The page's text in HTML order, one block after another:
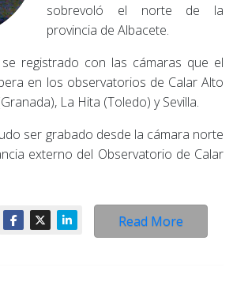
sobrevoló el norte de la
provincia de Albacete.
registrado con las cámaras que el
en los observatorios de Calar Alto
La Hita (Toledo) y Sevilla.
ser grabado desde la cámara norte
externo del Observatorio de Calar
Read More